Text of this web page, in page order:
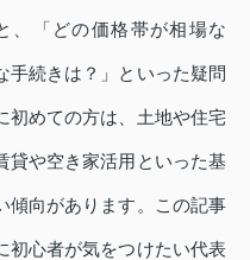
、「どの価格帯が相場な
手続きは？」といった疑問
初めての方は、土地や住宅
貸や空き家活用といった基
傾向があります。この記事
初心者が気をつけたい代表